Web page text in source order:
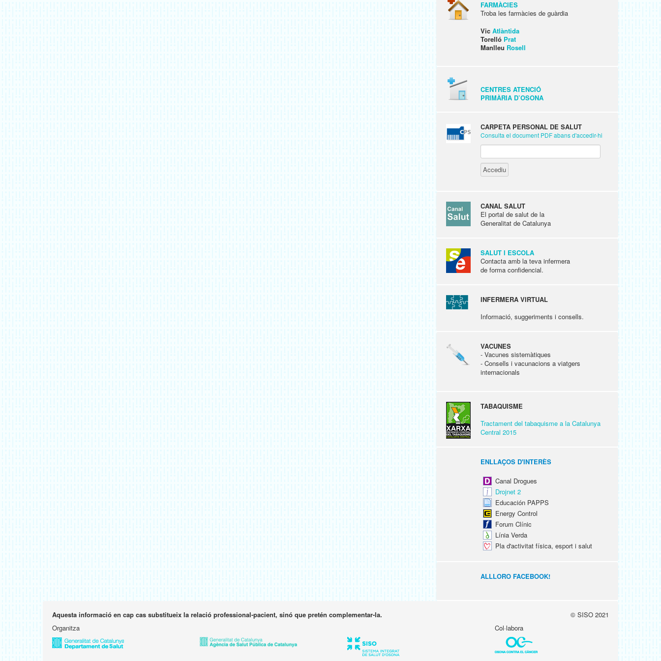
FARMÀCIES
Troba les farmàcies de guàrdia
Vic Atlàntida
Torelló Prat
Manlleu Rosell
CENTRES ATENCIÓ
PRIMÀRIA D’OSONA
CARPETA PERSONAL DE SALUT
Consulta el document PDF abans d'accedir-hi
CANAL SALUT
El portal de salut de la
Generalitat de Catalunya
SALUT I ESCOLA
Contacta amb la teva infermera
de forma confidencial.
INFERMERA VIRTUAL
Informació, suggeriments i consells.
VACUNES
- Vacunes sistemàtiques
- Consells i vacunacions a viatgers
internacionals
TABAQUISME
Tractament del tabaquisme a la Catalunya
Central 2015
ENLLAÇOS D'INTERÈS
Canal Drogues
Drojnet 2
Educación PAPPS
Energy Control
Forum Clínic
Línia Verda
Pla d'activitat física, esport i salut
ALLLORO FACEBOOK!
Aquesta informació en cap cas substitueix la relació professional-pacient, sinó que pretén complementar-la.
© SISO 2021
Organitza
Col·labora